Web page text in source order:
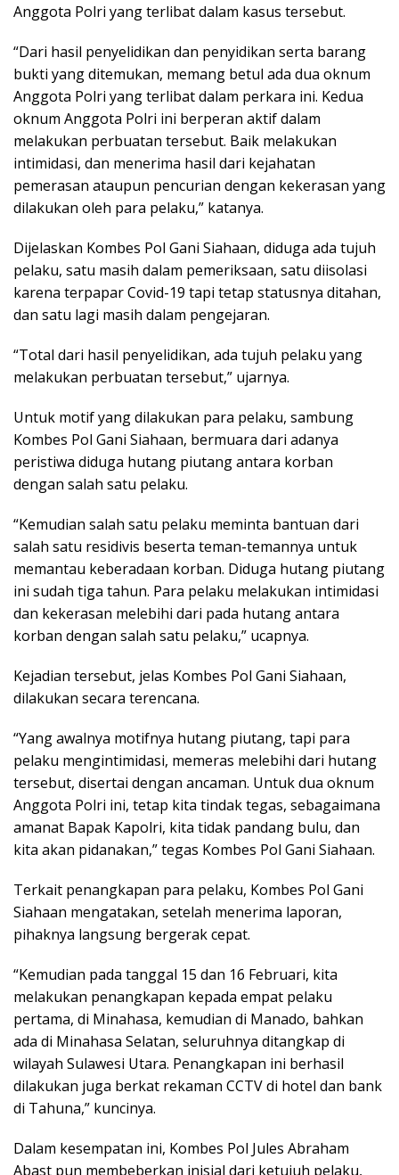
Anggota Polri yang terlibat dalam kasus tersebut.
“Dari hasil penyelidikan dan penyidikan serta barang
bukti yang ditemukan, memang betul ada dua oknum
Anggota Polri yang terlibat dalam perkara ini. Kedua
oknum Anggota Polri ini berperan aktif dalam
melakukan perbuatan tersebut. Baik melakukan
intimidasi, dan menerima hasil dari kejahatan
pemerasan ataupun pencurian dengan kekerasan yang
dilakukan oleh para pelaku,” katanya.
Dijelaskan Kombes Pol Gani Siahaan, diduga ada tujuh
pelaku, satu masih dalam pemeriksaan, satu diisolasi
karena terpapar Covid-19 tapi tetap statusnya ditahan,
dan satu lagi masih dalam pengejaran.
“Total dari hasil penyelidikan, ada tujuh pelaku yang
melakukan perbuatan tersebut,” ujarnya.
Untuk motif yang dilakukan para pelaku, sambung
Kombes Pol Gani Siahaan, bermuara dari adanya
peristiwa diduga hutang piutang antara korban
dengan salah satu pelaku.
“Kemudian salah satu pelaku meminta bantuan dari
salah satu residivis beserta teman-temannya untuk
memantau keberadaan korban. Diduga hutang piutang
ini sudah tiga tahun. Para pelaku melakukan intimidasi
dan kekerasan melebihi dari pada hutang antara
korban dengan salah satu pelaku,” ucapnya.
Kejadian tersebut, jelas Kombes Pol Gani Siahaan,
dilakukan secara terencana.
“Yang awalnya motifnya hutang piutang, tapi para
pelaku mengintimidasi, memeras melebihi dari hutang
tersebut, disertai dengan ancaman. Untuk dua oknum
Anggota Polri ini, tetap kita tindak tegas, sebagaimana
amanat Bapak Kapolri, kita tidak pandang bulu, dan
kita akan pidanakan,” tegas Kombes Pol Gani Siahaan.
Terkait penangkapan para pelaku, Kombes Pol Gani
Siahaan mengatakan, setelah menerima laporan,
pihaknya langsung bergerak cepat.
“Kemudian pada tanggal 15 dan 16 Februari, kita
melakukan penangkapan kepada empat pelaku
pertama, di Minahasa, kemudian di Manado, bahkan
ada di Minahasa Selatan, seluruhnya ditangkap di
wilayah Sulawesi Utara. Penangkapan ini berhasil
dilakukan juga berkat rekaman CCTV di hotel dan bank
di Tahuna,” kuncinya.
Dalam kesempatan ini, Kombes Pol Jules Abraham
Abast pun membeberkan inisial dari ketujuh pelaku,